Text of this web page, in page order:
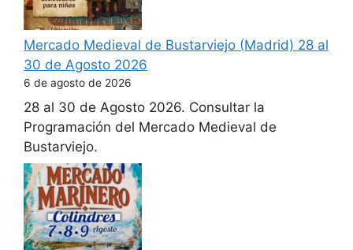
Mercado Medieval de Bustarviejo (Madrid) 28 al
30 de Agosto 2026
6 de agosto de 2026
28 al 30 de Agosto 2026. Consultar la
Programación del Mercado Medieval de
Bustarviejo.